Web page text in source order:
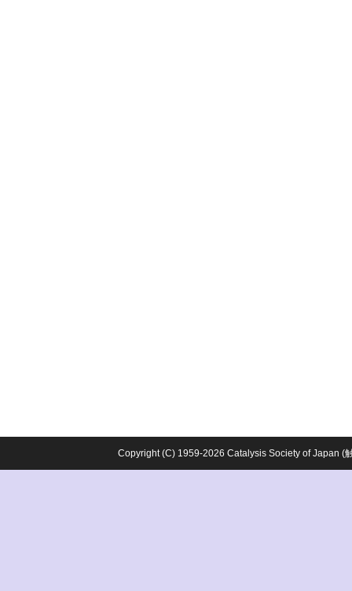
Copyright (C) 1959-2026 Catalysis Society of Japan (